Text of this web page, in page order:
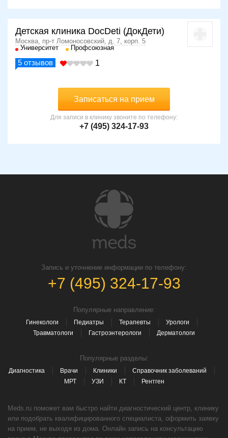
Детская клиника DocDeti (ДокДети)
Москва, пр-т Ломоносовский, д. 7, корп. 5
Университет
Профсоюзная
5 отзывов 1
Записаться на прием
Для записи в клинику звоните по телефону:
+7 (495) 324-17-93
Запись и уточнение информации по телефону:
+7 (495) 324-17-93
Популярные направление:
Гинекологи Педиатры Терапевты
Урологи
Травматологи
Гастроэнтерологи Дерматологи
Популярные разделы:
Диагностика Врачи Клиники
Справочник заболеваний
МРТ
УЗИ КТ Рентген
Meds.ru поможет вам быстро найти диагностический центр, клинику
или подобрать квалифицированного специалиста, оформить заявку
на прием, не выходя из дома. Онлайн запись на консультацию